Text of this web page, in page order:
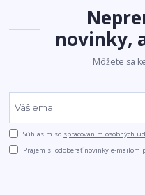
novinky,
Môžete sa
Súhlasím so spracovaním osobných
Prajem si odoberať novinky e-mailom